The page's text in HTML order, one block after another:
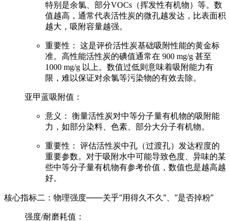
特别是余氯、部分VOCs（挥发性有机物）等。数
值越高，通常代表活性炭的微孔越发达，比表面积
越大，吸附容量越强。
重要性： 这是评价活性炭基础吸附性能的黄金标
准。高性能活性炭的碘值通常在 900 mg/g 甚至
1000 mg/g 以上 。数值过低则意味着吸附能力有
限，难以保证对余氯等污染物的有效去除。
亚甲蓝吸附值：
意义：
衡量活性炭对中等分子量有机物的吸附能
力，如部分染料、色素、部分大分子有机物。
重要性：
评估活性炭中孔（过渡孔）发达程度的
重要参数。对于吸附水中可能导致色度、异味的某
些中等分子量有机物有参考价值，数值也是越高越
好。
核心指标二：物理强度——关乎“用得久不久”、“是否掉粉”
强度/耐磨耗值：